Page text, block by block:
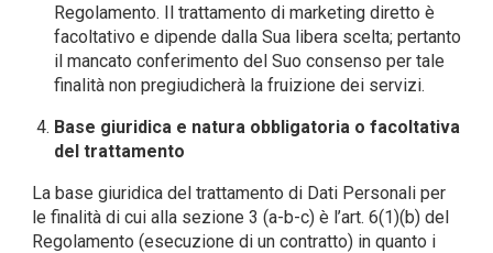
Regolamento. Il trattamento di marketing diretto è
facoltativo e dipende dalla Sua libera scelta; pertanto
il mancato conferimento del Suo consenso per tale
finalità non pregiudicherà la fruizione dei servizi.
Base giuridica e natura obbligatoria o facoltativa
del trattamento
La base giuridica del trattamento di Dati Personali per
le finalità di cui alla sezione 3 (a-b-c) è l’art. 6(1)(b) del
Regolamento (esecuzione di un contratto) in quanto i